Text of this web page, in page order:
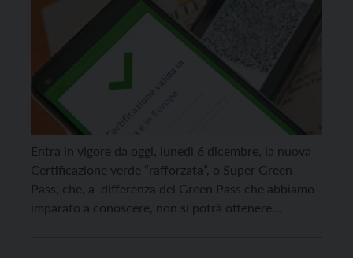
Entra in vigore da oggi, lunedì 6 dicembre, la nuova
Certificazione verde “rafforzata”, o Super Green
Pass, che, a differenza del Green Pass che abbiamo
imparato a conoscere, non si potrà ottenere